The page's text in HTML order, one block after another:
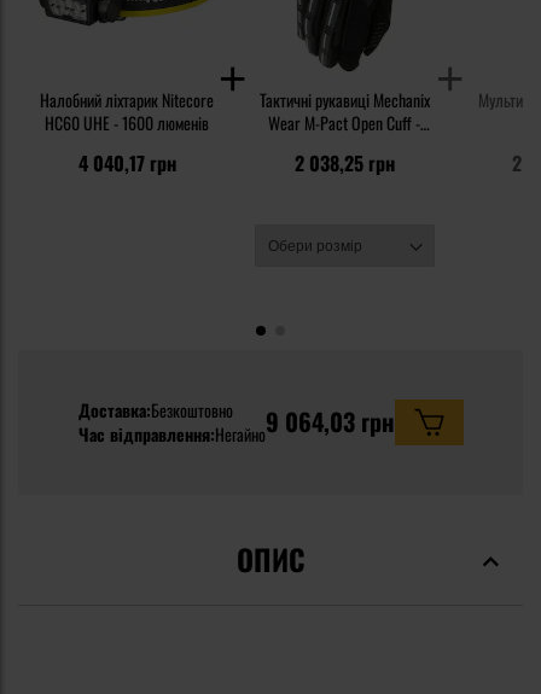
Налобний ліхтарик Nitecore
HC60 UHE - 1600 люменів
4 040,17 грн
Тактичні рукавиці Mechanix
Wear M-Pact Open Cuff -
2 038,25 грн 2
Доставка:Безкоштовно
Час відправлення:Негайно9 064,03 грн
ОПИС